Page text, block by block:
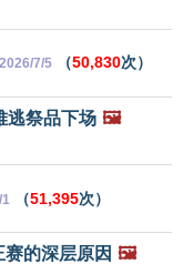
2026/7/5 （50,830次）
逃祭品下场 🖼️
（51,395次）
的深层原因 🖼️